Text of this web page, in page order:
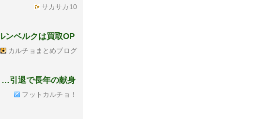
サカサカ10
ンベルクは買取OP
カルチョまとめブログ
…引退で長年の献身
フットカルチョ！